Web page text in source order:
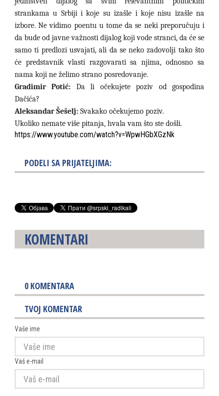
strankama u Srbiji i koje su izašle i koje nisu izašle na
izbore. Ne vidimo poentu u tome da se neki preporučuju i
da bude od javne važnosti dijalog koji vode stranci, da će se
samo ti predlozi usvajati, ali da se neko zadovolji tako što
će predstavnik vlasti razgovarati sa njima, odnosno sa
nama koji ne želimo strano posredovanje.
Gradimir Potić: Da li očekujete poziv od gospodina
Dačića?
Aleksandar Šešelj: Svakako očekujemo poziv.
Ukoliko nemate više pitanja, hvala vam što ste došli.
https://www.youtube.com/watch?v=WpwHGbXGzNk
PODELI SA PRIJATELJIMA:
KOMENTARI
0 KOMENTARA
TVOJ KOMENTAR
Vaše ime
Vaš e-mail